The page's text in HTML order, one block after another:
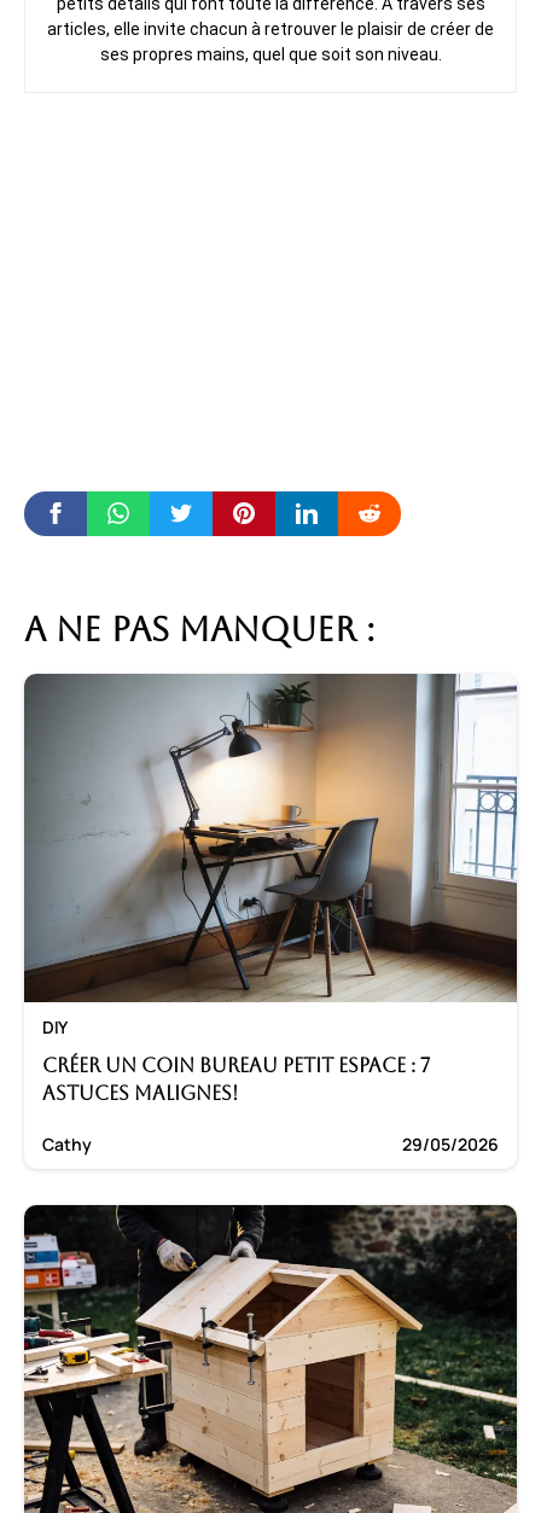
articles, elle invite chacun à retrouver le plaisir de créer de
ses propres mains, quel que soit son niveau.
A ne pas manquer :
DIY
Créer un coin bureau petit espace : 7
astuces malignes!
Cathy 29/05/2026